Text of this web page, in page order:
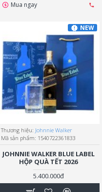
Mua ngay
NEW
Thương hiệu: Johnnie Walker
Mã sản phẩm: 1540722361833
JOHNNIE WALKER BLUE LABEL
HỘP QUÀ TẾT 2026
5.400.000đ